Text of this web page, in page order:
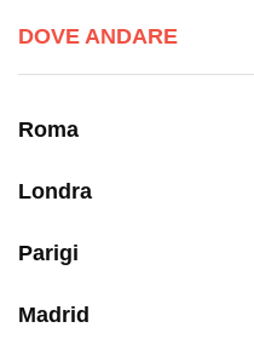
DOVE ANDARE
Roma
Londra
Parigi
Madrid